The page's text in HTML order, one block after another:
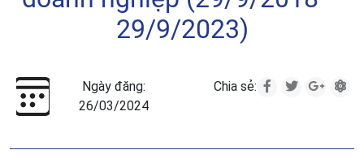
29/9/2023)
Ngày đăng:
26/03/2024
Chia sẻ: